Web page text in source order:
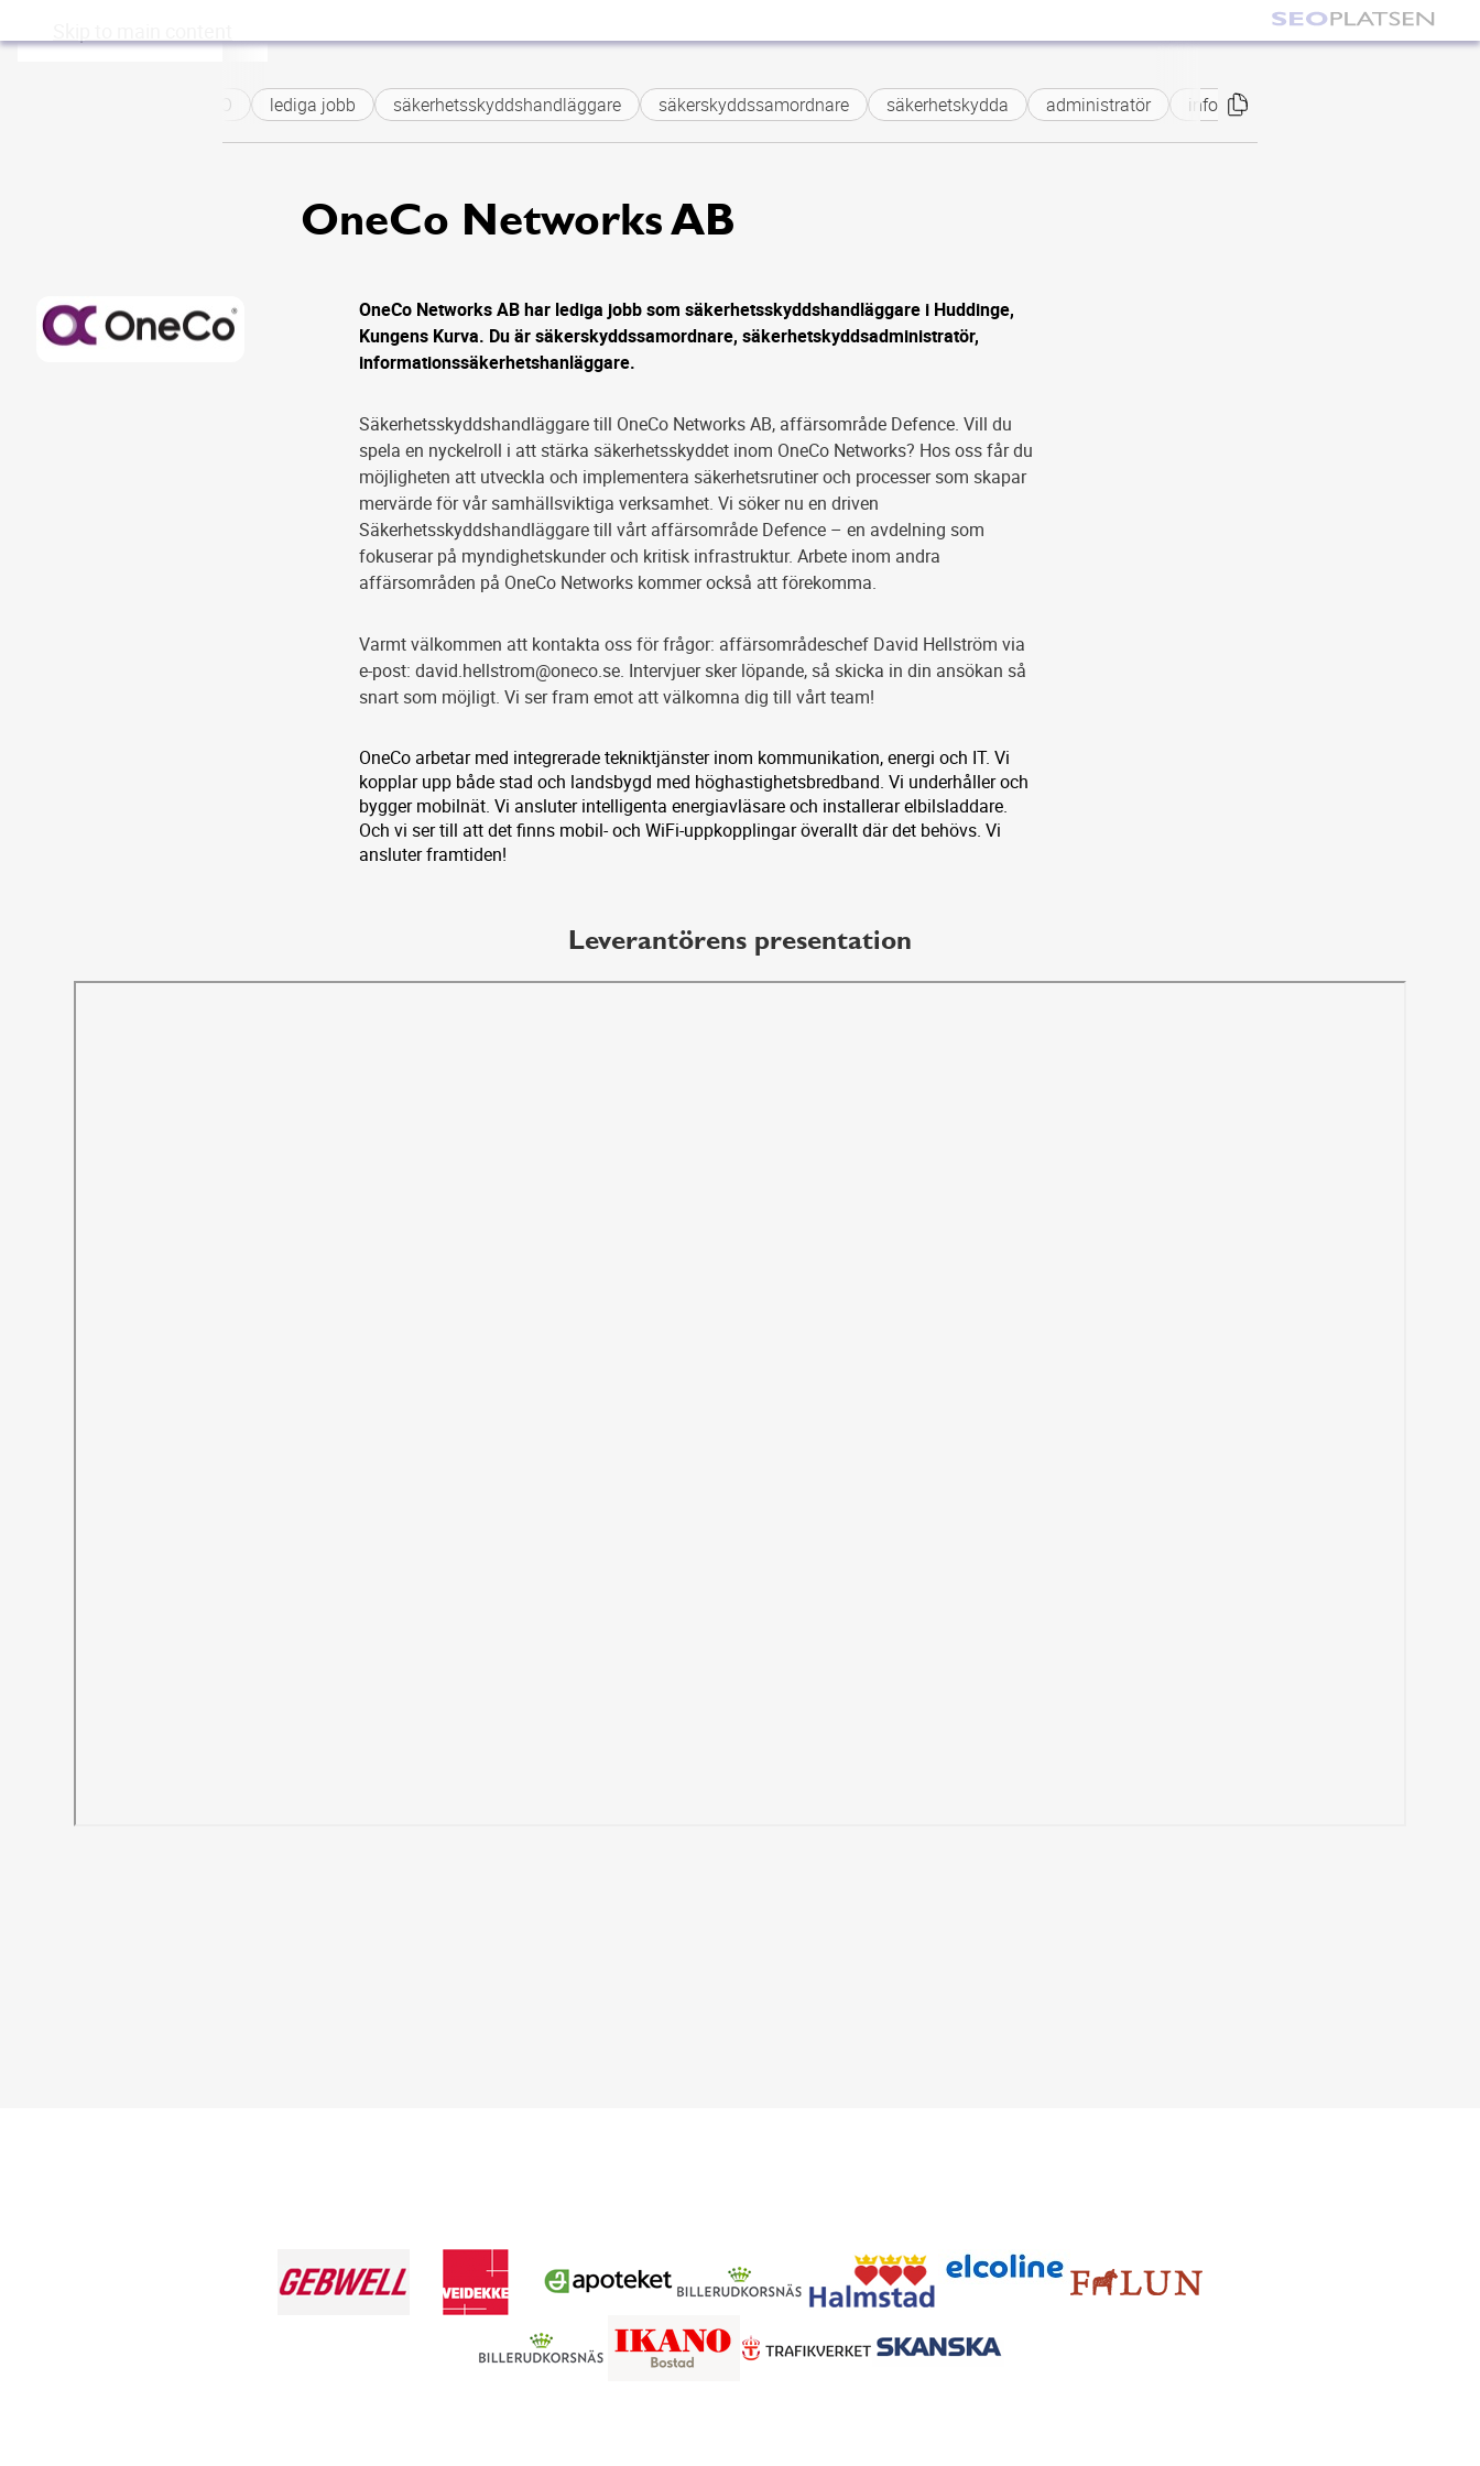
lediga jobb säkerhetsskyddshandläggare säkerskyddssamordnare säkerhetskydda administratör informationssäkerhetshanläggare
OneCo Networks AB
OneCo Networks AB har lediga jobb som säkerhetsskyddshandläggare i Huddinge,
Kungens Kurva. Du är säkerskyddssamordnare, säkerhetskyddsadministratör,
informationssäkerhetshanläggare.
Säkerhetsskyddshandläggare till OneCo Networks AB, affärsområde Defence. Vill du
spela en nyckelroll i att stärka säkerhetsskyddet inom OneCo Networks? Hos oss får du
möjligheten att utveckla och implementera säkerhetsrutiner och processer som skapar
mervärde för vår samhällsviktiga verksamhet. Vi söker nu en driven
Säkerhetsskyddshandläggare till vårt affärsområde Defence – en avdelning som
fokuserar på myndighetskunder och kritisk infrastruktur. Arbete inom andra
affärsområden på OneCo Networks kommer också att förekomma.
Varmt välkommen att kontakta oss för frågor: affärsområdeschef David Hellström via
e-post: david.hellstrom@oneco.se. Intervjuer sker löpande, så skicka in din ansökan så
snart som möjligt. Vi ser fram emot att välkomna dig till vårt team!
OneCo arbetar med integrerade tekniktjänster inom kommunikation, energi och IT. Vi
kopplar upp både stad och landsbygd med höghastighetsbredband. Vi underhåller och
bygger mobilnät. Vi ansluter intelligenta energiavläsare och installerar elbilsladdare.
Och vi ser till att det finns mobil- och WiFi-uppkopplingar överallt där det behövs. Vi
ansluter framtiden!
Leverantörens presentation